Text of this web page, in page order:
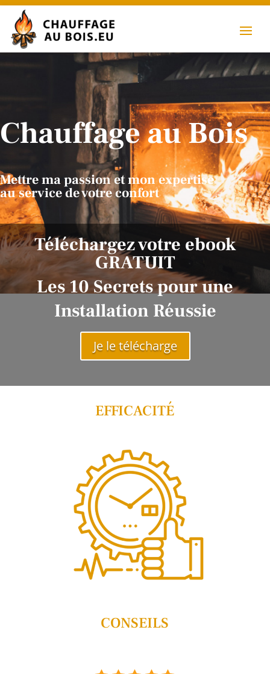
Chauffage au Bois
Mettre ma passion et mon expertise
au service de votre confort
Téléchargez votre ebook
GRATUIT
Les 10 Secretspour une
Installation Réussie
Je le télécharge
EFFICACITÉ
CONSEILS